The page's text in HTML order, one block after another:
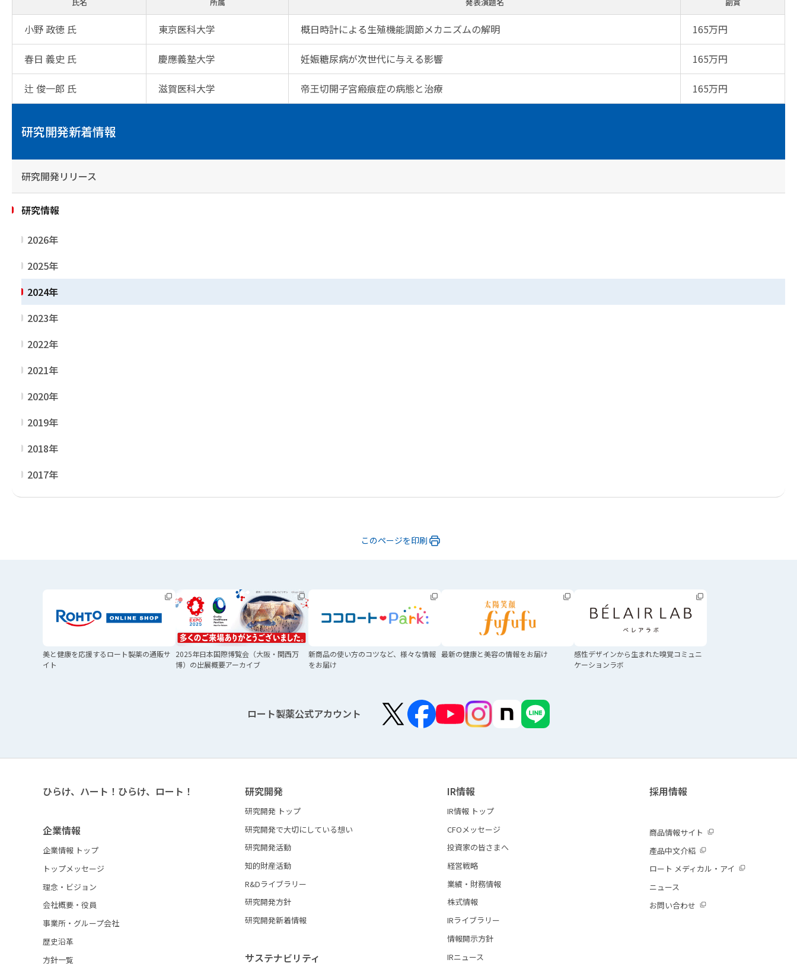
氏名 所属 発表演題名 副賞
小野 政徳 氏 東京医科大学 概日時計による生殖機能調節メカニズムの解明 165万円
春日 義史 氏 慶應義塾大学 妊娠糖尿病が次世代に与える影響 165万円
辻 俊一郎 氏 滋賀医科大学 帝王切開子宮瘢痕症の病態と治療 165万円
研究開発新着情報
研究開発リリース
研究情報
2026年
2025年
2024年
2023年
2022年
2021年
2020年
2019年
2018年
2017年
このページを印刷
美と健康を応援するロート製薬の通販サ
イト
2025年日本国際博覧会 （大阪・関西万
博）の出展概要アーカイブ
新商品の使い方のコツなど、 様々な情報
をお届け
最新の健康と美容の情報をお届け 感性デザインから生まれた嗅覚コミュニ
ケーションラボ
ロート製薬公式アカウント
ひらけ、ハート！ひらけ、ロート！
企業情報
企業情報 トップ
トップメッセージ
理念・ビジョン
会社概要・役員
事業所・グループ会社
歴史沿革
方針一覧
研究開発
研究開発 トップ
研究開発で大切にしている想い
研究開発活動
知的財産活動
R&Dライブラリー
研究開発方針
研究開発新着情報
サステナビリティ
IR情報
IR情報 トップ
CFOメッセージ
投資家の皆さまへ
経営戦略
業績・財務情報
株式情報
IRライブラリー
情報開示方針
IRニュース
採用情報
商品情報サイト
產品中文介紹
ロート メディカル・アイ
ニュース
お問い合わせ